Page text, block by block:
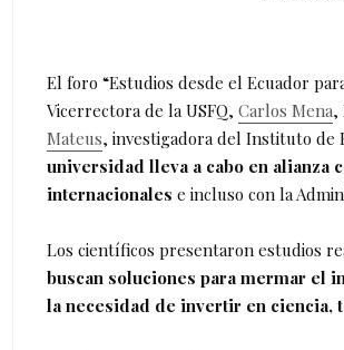
El foro “Estudios desde el Ecuador
Vicerrectora de la USFQ, Carlos Mena,
Mateus, investigadora del Instituto de
universidad lleva a cabo en alianza
internacionales e incluso con la
Los científicos presentaron estudios
buscan soluciones para mermar el
la necesidad de invertir en ciencia,